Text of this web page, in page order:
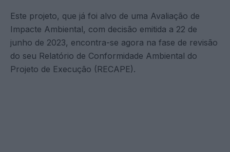
Este projeto, que já foi alvo de uma Avaliação de
Impacte Ambiental, com decisão emitida a 22 de
junho de 2023, encontra-se agora na fase de revisão
do seu Relatório de Conformidade Ambiental do
Projeto de Execução (RECAPE).